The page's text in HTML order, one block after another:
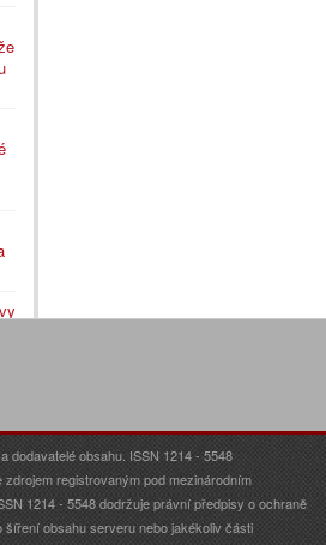
dodavatelé obsahu. ISSN 1214 - 5548
zdrojem registrovaným pod mezinárodním
1214 - 5548 dodržuje právní předpisy o ochraně
šíření obsahu serveru nebo jakékoliv části